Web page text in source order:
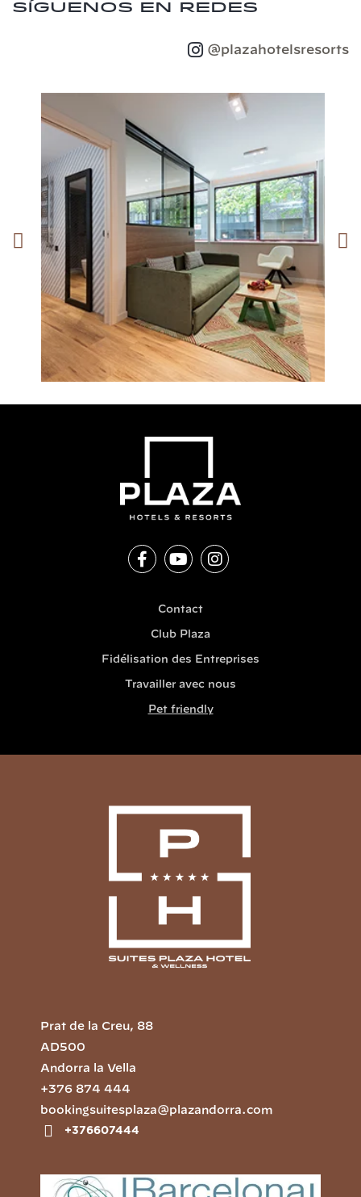
Síguenos en redes
@plazahotelsresorts
Contact
Club Plaza
Fidélisation des Entreprises
Travailler avec nous
Pet friendly
Prat de la Creu, 88
AD500
Andorra la Vella
+376 874 444
bookingsuitesplaza@plazandorra.com
+376607444